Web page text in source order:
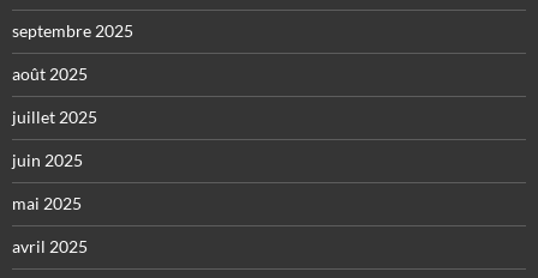
septembre 2025
août 2025
juillet 2025
juin 2025
mai 2025
avril 2025